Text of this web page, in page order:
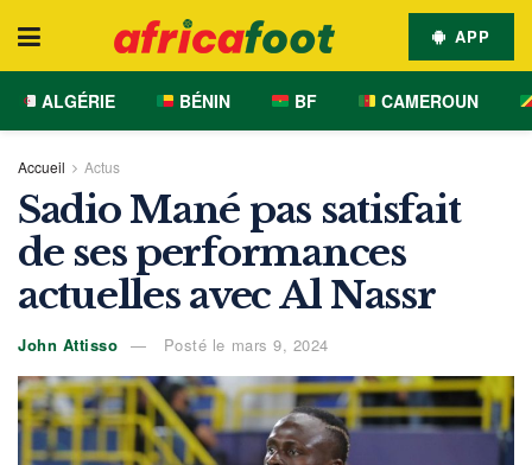
APP
ALGÉRIE BÉNIN BF CAMEROUN
Accueil Actus
Sadio Mané pas satisfait
de ses performances
actuelles avec Al Nassr
John Attisso Posté le mars 9, 2024